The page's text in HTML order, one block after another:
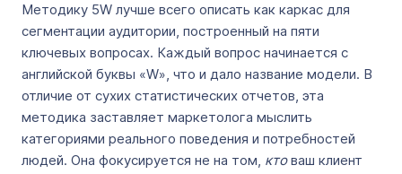
Методику 5W лучше всего описать как каркас для
сегментации аудитории, построенный на пяти
ключевых вопросах. Каждый вопрос начинается с
английской буквы «W», что и дало название модели. В
отличие от сухих статистических отчетов, эта
методика заставляет маркетолога мыслить
категориями реального поведения и потребностей
людей. Она фокусируется не на том, ктоваш клиент